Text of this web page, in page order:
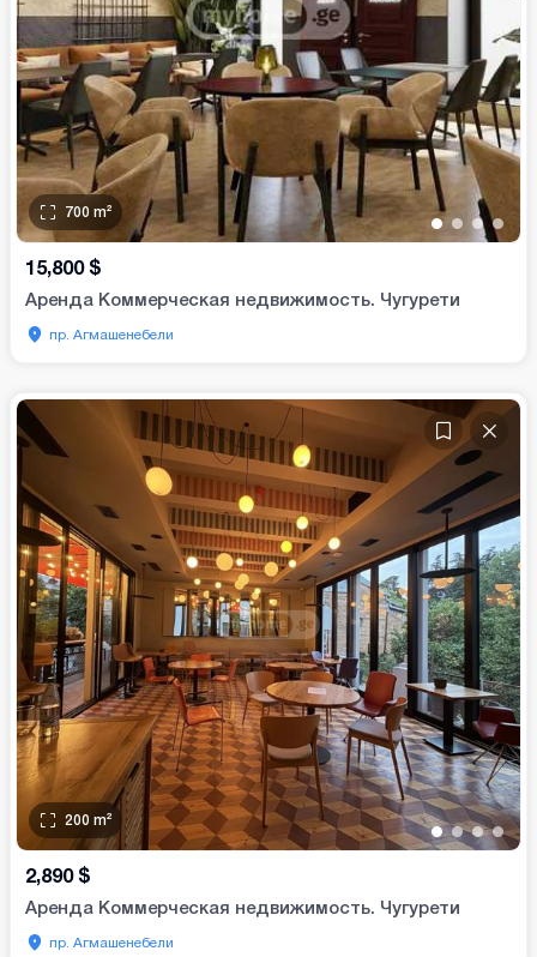
• • ••
700 m²
15,800 $
Аренда Коммерческая недвижимость. Чугурети
пр. Агмашенебели
••••
200 m²
2,890 $
Аренда Коммерческая недвижимость. Чугурети
пр. Агмашенебели